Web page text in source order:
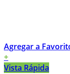
Agregar a
+
Vista Rápida